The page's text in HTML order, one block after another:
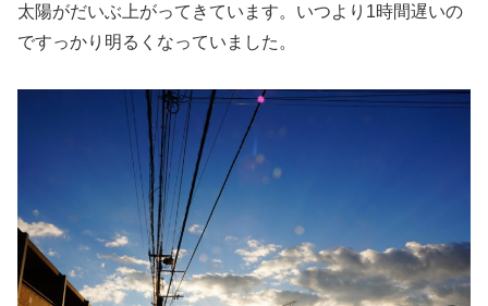
太陽がだいぶ上がってきています。いつより1時間遅いの
ですっかり明るくなっていました。